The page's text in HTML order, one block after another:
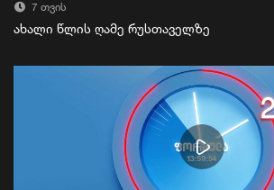
7 თვის
ახალი წლის ღამე რუსთაველზე